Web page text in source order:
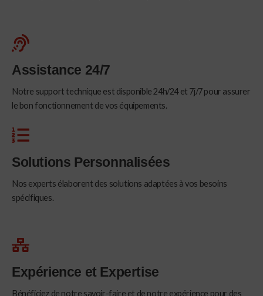
Assistance 24/7
Notre support technique est disponible 24h/24 et 7j/7 pour assurer
le bon fonctionnement de vos équipements.
Solutions Personnalisées
Nos experts élaborent des solutions adaptées à vos besoins
spécifiques.
Expérience et Expertise
Bénéficiez de notre savoir-faire et de notre expérience pour des